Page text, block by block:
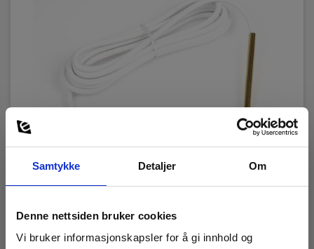
Samtykke Detaljer Om
Denne nettsiden bruker cookies
Vi bruker informasjonskapsler for å gi innhold og
OmniSense A-1-200 RH/Temp m/2m kabel
EAN 5706445355051